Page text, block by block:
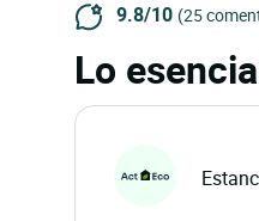
9.8/10 (25
Lo